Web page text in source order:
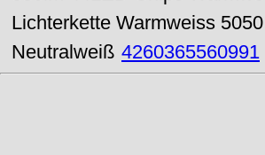
Lichterkette Warmweiss 5050
Neutralweiß 4260365560991